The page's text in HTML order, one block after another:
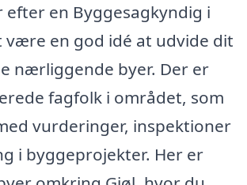
efter en Byggesagkyndig i
være en god idé at udvide dit
nærliggende byer. Der er
fagfolk i området, som
vurderinger, inspektioner
i byggeprojekter. Her er